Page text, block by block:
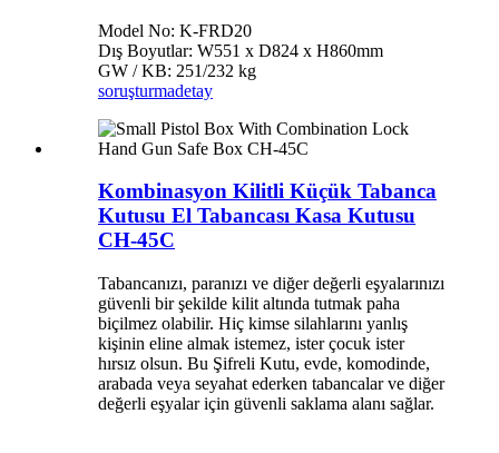
Model No: K-FRD20
Dış Boyutlar: W551 x D824 x H860mm
GW / KB: 251/232 kg
soruşturmadetay
Kombinasyon Kilitli Küçük Tabanca
Kutusu El Tabancası Kasa Kutusu
CH-45C
Tabancanızı, paranızı ve diğer değerli eşyalarınızı
güvenli bir şekilde kilit altında tutmak paha
biçilmez olabilir. Hiç kimse silahlarını yanlış
kişinin eline almak istemez, ister çocuk ister
hırsız olsun. Bu Şifreli Kutu, evde, komodinde,
arabada veya seyahat ederken tabancalar ve diğer
değerli eşyalar için güvenli saklama alanı sağlar.